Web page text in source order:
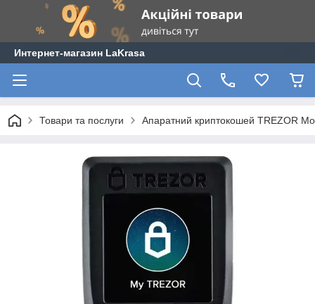
Интернет-магазин LaKrasa
Товари та послуги Апаратний криптокошей TREZOR